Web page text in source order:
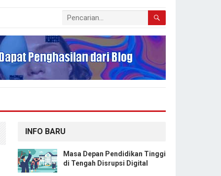
INFO BARU
Masa Depan Pendidikan Tinggi
di Tengah Disrupsi Digital